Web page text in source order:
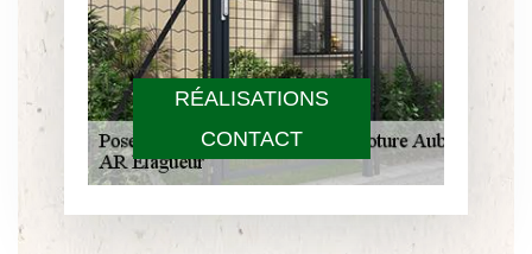
RÉALISATIONS
CONTACT